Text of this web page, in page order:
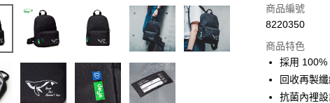
信用卡一次付款
3 期 0 利
合作金庫商
華南商業銀
超商取貨付款
商品編號
8220350
商品特色
採用
回收再製
抗菌內裡